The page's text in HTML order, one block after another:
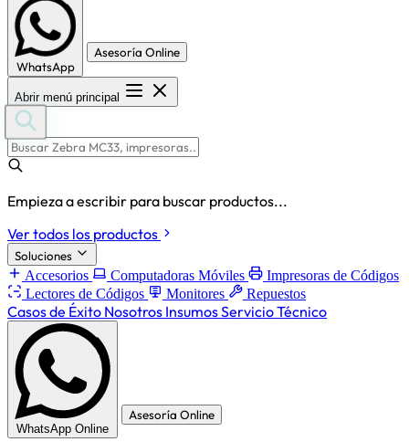
WhatsApp
Asesoría Online
Abrir menú principal
Empieza a escribir para buscar productos...
Ver todos los productos
Soluciones
Accesorios Computadoras Móviles
Impresoras de Códigos
Lectores de Códigos
Monitores Repuestos
Casos de Éxito Nosotros InsumosServicio Técnico
WhatsApp Online
Asesoría Online